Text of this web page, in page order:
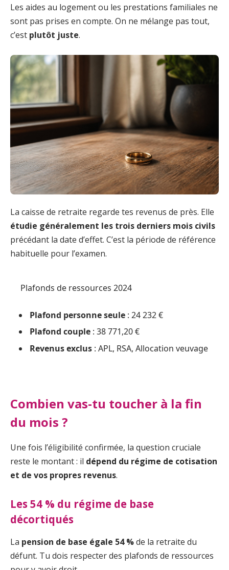
Les aides au logement ou les prestations familiales ne
sont pas prises en compte. On ne mélange pas tout,
c’est plutôt juste.
La caisse de retraite regarde tes revenus de près. Elle
étudie généralement les trois derniers mois civils
précédant la date d’effet. C’est la période de référence
habituelle pour l’examen.
Plafonds de ressources 2024
Plafond personne seule : 24 232 €
Plafond couple : 38 771,20 €
Revenus exclus : APL, RSA, Allocation veuvage
Combien vas-tu toucher à la fin
du mois ?
Une fois l’éligibilité confirmée, la question cruciale
reste le montant : il dépend du régime de cotisation
et de vos propres revenus.
Les 54 % du régime de base
décortiqués
La pension de base égale 54 %de la retraite du
défunt. Tu dois respecter des plafonds de ressources